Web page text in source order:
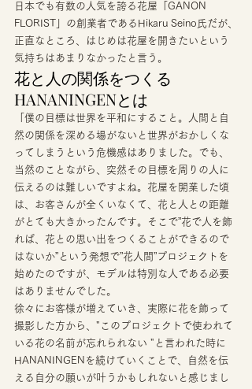
日本でも有数の人気を誇る花屋「GANON
FLORIST」の創業者であるHikaru Seino氏だが、
正直なところ、はじめは花屋を開きたいという
気持ちはあまりなかったと言う。
花と人の関係をつくる
HANANINGENとは
「僕の目標は世界を平和にすること。人間と自
然の関係を深める場がないと世界がおかしくな
ってしまうという危機感はありました。でも、
当然のことながら、突然その目標を周りの人に
伝えるのは難しいですよね。花屋を開業した頃
は、お客さんが全くいなくて、花と人との距離
がとても大きかったんです。そこで”花で人を飾
れば、花との思い出をつくることができるので
はないか”という発想で”花人間”プロジェクトを
始めたのですが、モデルは特別な人である必要
はありませんでした。
徐々にお客様が増えていき、実際に花を飾って
撮影した方から、"このプロジェクトで使われて
いる花の名前が忘れられない "と言われた時に
HANANINGENを続けていくことで、自然を伝
える自分の願いが叶うかもしれないと感じまし